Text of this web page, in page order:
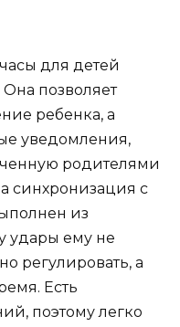
для детей
позволяет
ребенка, а
уведомления,
родителями
синхронизация с
из
удары ему не
регулировать, а
Есть
поэтому легко